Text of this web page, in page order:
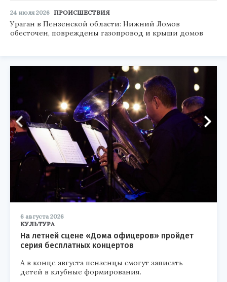
24 июля 2026 ПРОИСШЕСТВИЯ
Ураган в Пензенской области: Нижний Ломов
обесточен, повреждены газопровод и крыши домов
6 августа 2026
КУЛЬТУРА
На летней сцене «Дома офицеров» пройдет
серия бесплатных концертов
А в конце августа пензенцы смогут записать
детей в клубные формирования.